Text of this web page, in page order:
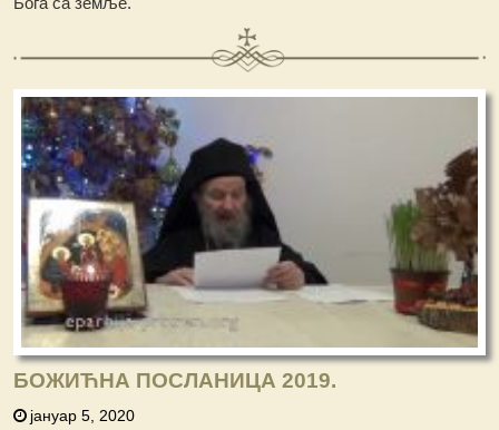
БОЖИЋНА ПОСЛАНИЦА 2019.
јануар 5, 2020